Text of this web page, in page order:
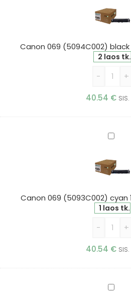
black
Canon 069 (5094C002)
2 laos tk.
- +
40.54 € SIS.
Canon
cyan
pages
Canon 069 (5093C002) cyan
1 laos tk.
- +
40.54 € SIS.
Canon